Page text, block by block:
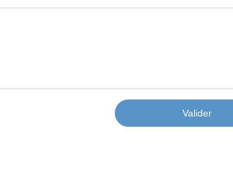
Valider